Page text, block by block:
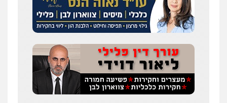
שני אלגרבלי – משרד עורכי דין
0507120031
עו"ד רונן בנדל
משפט פלילי פשיעה חמורה פלילי